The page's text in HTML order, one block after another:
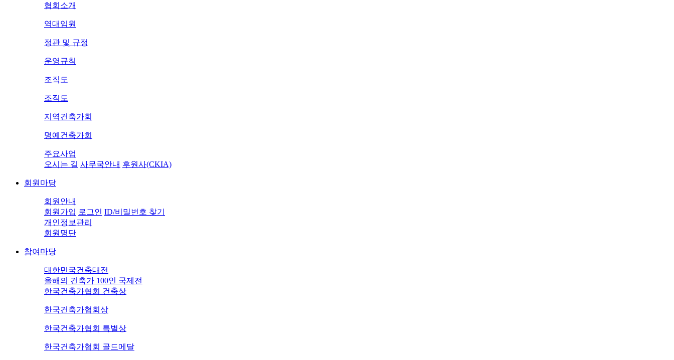
협회소개
역대임원
정관 및 규정
운영규칙
조직도
조직도
지역건축가회
명예건축가회
주요사업
오시는 길 사무국안내 후원사(CKIA)
회원마당
회원안내
회원가입 로그인 ID/비밀번호 찾기
개인정보관리
회원명단
참여마당
대한민국건축대전
올해의 건축가 100인 국제전
한국건축가협회 건축상
한국건축가협회상
한국건축가협회 특별상
한국건축가협회 골드메달